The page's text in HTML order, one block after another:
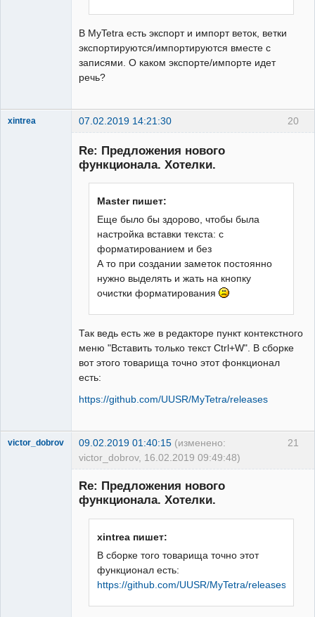
В MyTetra есть экспорт и импорт веток, ветки
экспортируются/импортируются вместе с
записями. О каком экспорте/импорте идет
речь?
20
xintrea 07.02.2019 14:21:30
Re: Предложения нового
функционала. Хотелки.
Master пишет:
Еще было бы здорово, чтобы была
настройка вставки текста: с
форматированием и без
А то при создании заметок постоянно
нужно выделять и жать на кнопку
очистки форматирования
Так ведь есть же в редакторе пункт контекстного
меню "Вставить только текст Ctrl+W". В сборке
вот этого товарища точно этот фонкционал
есть:
https://github.com/UUSR/MyTetra/releases
21
victor_dobrov 09.02.2019 01:40:15 (изменено:
victor_dobrov, 16.02.2019 09:49:48)
Re: Предложения нового
функционала. Хотелки.
xintrea пишет:
В сборке того товарища точно этот
функционал есть:
https://github.com/UUSR/MyTetra/releases